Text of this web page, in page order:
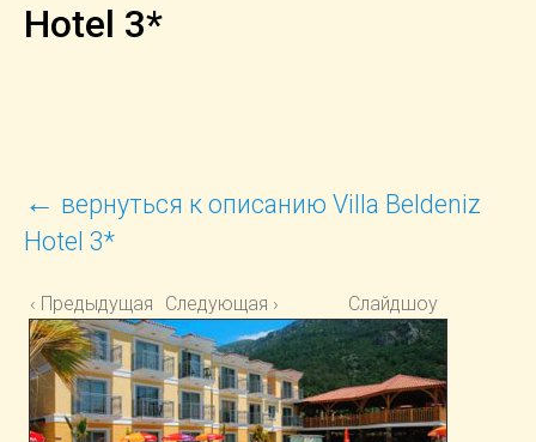
Hotel 3*
← вернуться к описанию Villa Beldeniz
Hotel 3*
‹ Предыдущая Следующая › Слайдшоу